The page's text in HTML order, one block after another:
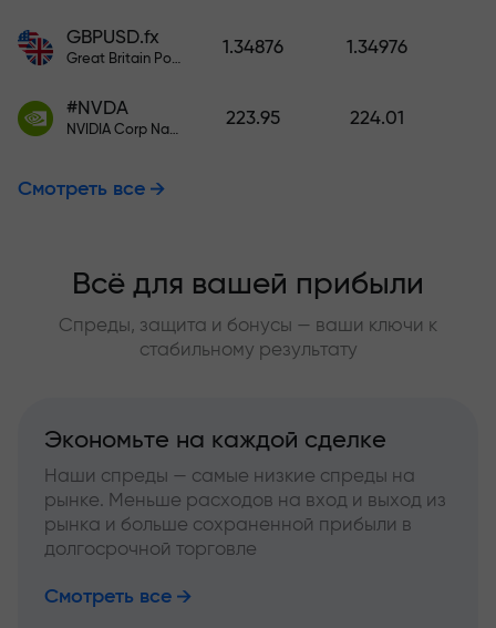
GBPUSD.fx
Great Britain Pound vs US Dollar
1.34876 1.34976
#NVDA
NVIDIA Corp Nasdaq Stock Exchange (Nasdaq) USD
223.95 224.01
Смотреть все
Всё для вашей прибыли
Спреды, защита и бонусы — ваши ключи к
стабильному результату
Экономьте на каждой сделке
Наши спреды — самые низкие спреды на
рынке. Меньше расходов на вход и выход из
рынка и больше сохраненной прибыли в
долгосрочной торговле
Смотреть все